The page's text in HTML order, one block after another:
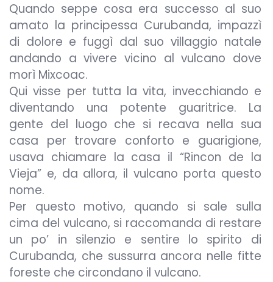
Quando seppe cosa era successo al suo
amato la principessa Curubanda, impazzì
di dolore e fuggì dal suo villaggio natale
andando a vivere vicino al vulcano dove
morì Mixcoac.
Qui visse per tutta la vita, invecchiando e
diventando una potente guaritrice. La
gente del luogo che si recava nella sua
casa per trovare conforto e guarigione,
usava chiamare la casa il “Rincon de la
Vieja” e, da allora, il vulcano porta questo
nome.
Per questo motivo, quando si sale sulla
cima del vulcano, si raccomanda di restare
un po’ in silenzio e sentire lo spirito di
Curubanda, che sussurra ancora nelle fitte
foreste che circondano il vulcano.